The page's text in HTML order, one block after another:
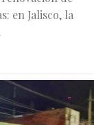
en Jalisco, la